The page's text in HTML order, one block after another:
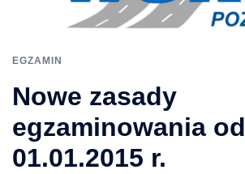
EGZAMIN
Nowe zasady
egzaminowania od
01.01.2015 r.